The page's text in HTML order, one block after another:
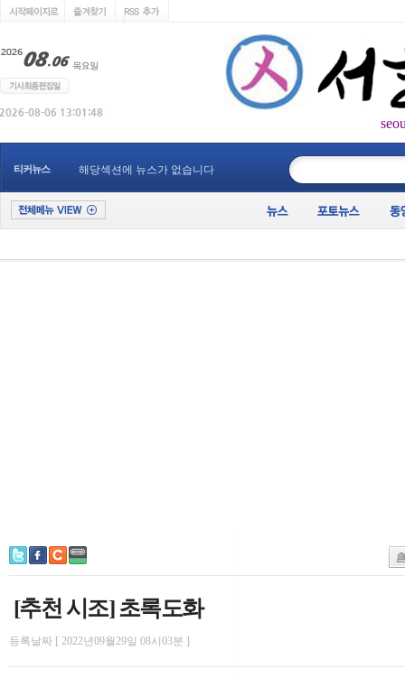
티커뉴스 해당섹션에 뉴스가 없습니다
[추천 시조] 초록도화
등록날짜 [ 2022년09월29일 08시03분 ]